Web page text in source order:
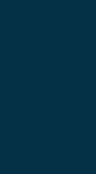
danych
czartery,
się